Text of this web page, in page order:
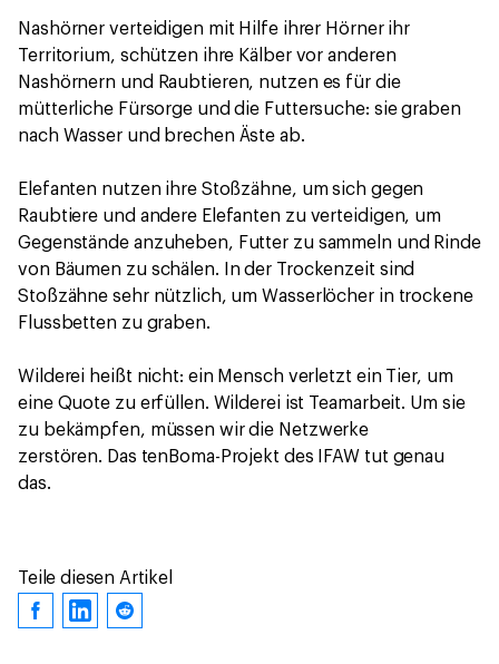
Nashörner verteidigen mit Hilfe ihrer Hörner ihr
Territorium, schützen ihre Kälber vor anderen
Nashörnern und Raubtieren, nutzen es für die
mütterliche Fürsorge und die Futtersuche: sie graben
nach Wasser und brechen Äste ab.
Elefanten nutzen ihre Stoßzähne, um sich gegen
Raubtiere und andere Elefanten zu verteidigen, um
Gegenstände anzuheben, Futter zu sammeln und Rinde
von Bäumen zu schälen. In der Trockenzeit sind
Stoßzähne sehr nützlich, um Wasserlöcher in trockene
Flussbetten zu graben.
Wilderei heißt nicht: ein Mensch verletzt ein Tier, um
eine Quote zu erfüllen. Wilderei ist Teamarbeit. Um sie
zu bekämpfen, müssen wir die Netzwerke
zerstören. Das tenBoma-Projekt des IFAW tut genau
das.
Teile diesen Artikel